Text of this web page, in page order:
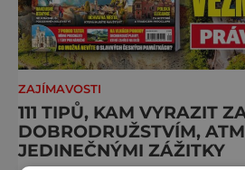
ZAJÍMAVOSTI
111 TIPŮ, KAM VYRAZIT
DOBRODRUŽSTVÍM,
JEDINEČNÝMI ZÁŽITKY